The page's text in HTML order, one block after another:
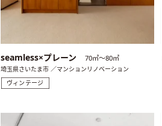
seamless×プレーン 70㎡〜80㎡
埼玉県さいたま市 ／マンションリノベーション
ヴィンテージ